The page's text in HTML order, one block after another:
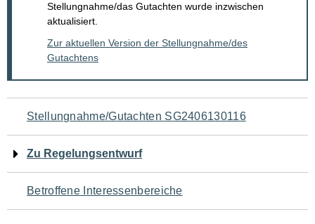
Stellungnahme/das Gutachten wurde inzwischen
aktualisiert.
Zur aktuellen Version der Stellungnahme/des
Gutachtens
Navigation
für
den
Seiteninhalt
Stellungnahme/Gutachten SG2406130116
Zu Regelungsentwurf
Betroffene Interessenbereiche